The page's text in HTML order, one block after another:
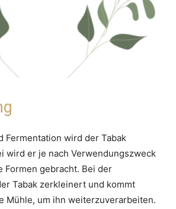
Fermentation wird der Tabak
wird er je nach Verwendungszweck
Formen gebracht. Bei der
Tabak zerkleinert und kommt
Mühle, um ihn weiterzuverarbeiten.